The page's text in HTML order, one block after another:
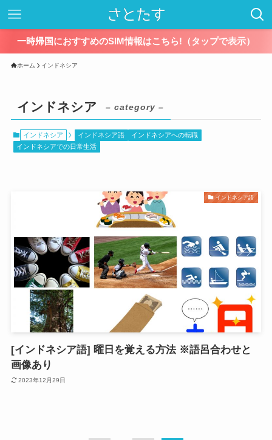
一時帰国におすすめのSIM情報はこちら!（タップで表示）
ホーム インドネシア
インドネシア – category –
インドネシア インドネシア語
インドネシアへの転職
インドネシアでの日常生活
インドネシア語
[インドネシア語] 曜日を覚える方法 ※語呂合わせと
画像あり
2023年12月29日